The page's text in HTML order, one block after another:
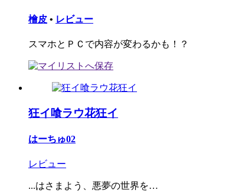
檜皮 • レビュー
スマホとＰＣで内容が変わるかも！？
狂イ喰ラウ花狂イ
はーちゅ02
レビュー
...はさまよう、悪夢の世界を…